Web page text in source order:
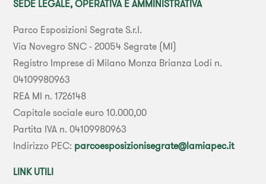
SEDE LEGALE, OPERATIVA E AMMINISTRATIVA
Parco Esposizioni Segrate S.r.l.
Via Novegro SNC - 20054 Segrate (MI)
Registro Imprese di Milano Monza Brianza Lodi n.
04109980963
REA MI n. 1726148
Capitale sociale euro 10.000,00
Partita IVA n. 04109980963
Indirizzo PEC: parcoesposizionisegrate@lamiapec.it
LINK UTILI